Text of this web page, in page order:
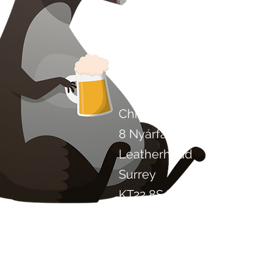
Chilli Project Artisan Foods
8 Nyárfa út
Leatherhead
Surrey
KT22 8SJ